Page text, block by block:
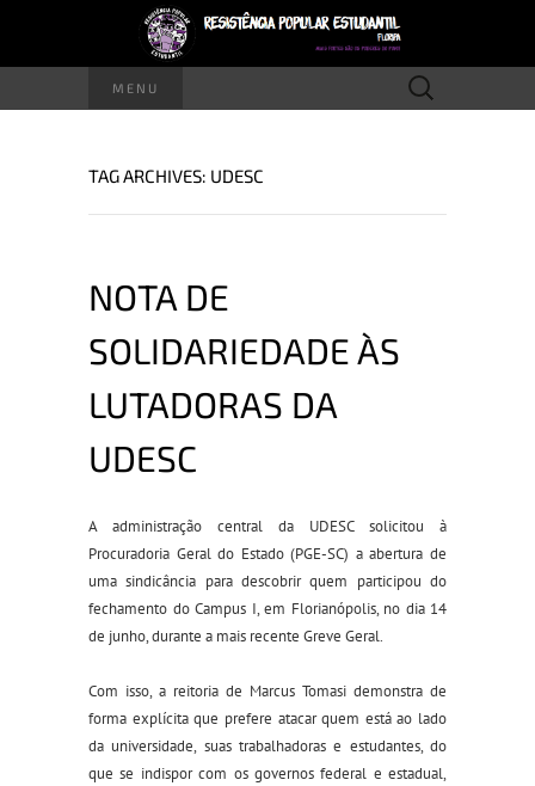
MENU
Pesquisar
por:
TAG ARCHIVES: UDESC
NOTA DE
SOLIDARIEDADE ÀS
LUTADORAS DA
UDESC
A administração central da UDESC solicitou à
Procuradoria Geral do Estado (PGE-SC) a abertura de
uma sindicância para descobrir quem participou do
fechamento do Campus I, em Florianópolis, no dia 14
de junho, durante a mais recente Greve Geral.
Com isso, a reitoria de Marcus Tomasi demonstra de
forma explícita que prefere atacar quem está ao lado
da universidade, suas trabalhadoras e estudantes, do
que se indispor com os governos federal e estadual,